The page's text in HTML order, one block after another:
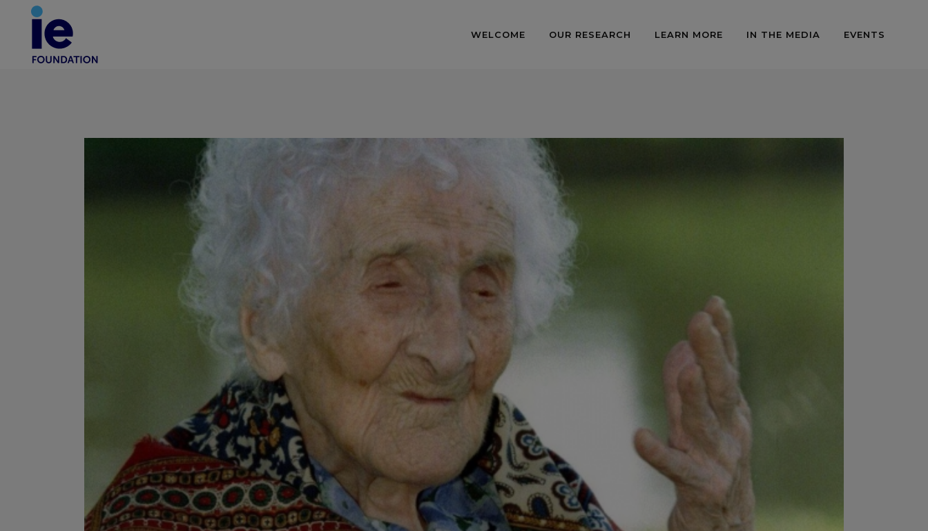
WELCOME OUR RESEARCH LEARN MORE IN THE MEDIA EVENTS